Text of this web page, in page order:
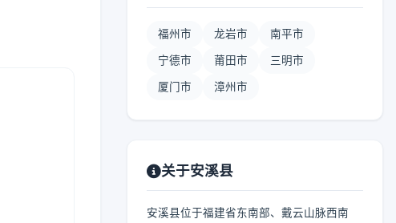
福州市 龙岩市 南平市
宁德市 莆田市 三明市
厦门市 漳州市
关于安溪县
安溪县位于福建省东南部、戴云山脉西南